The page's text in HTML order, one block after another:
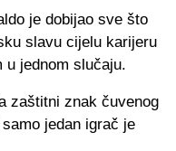
je dobijao sve što
slavu cijelu karijeru
u jednom slučaju.
zaštitni znak čuvenog
jedan igrač je